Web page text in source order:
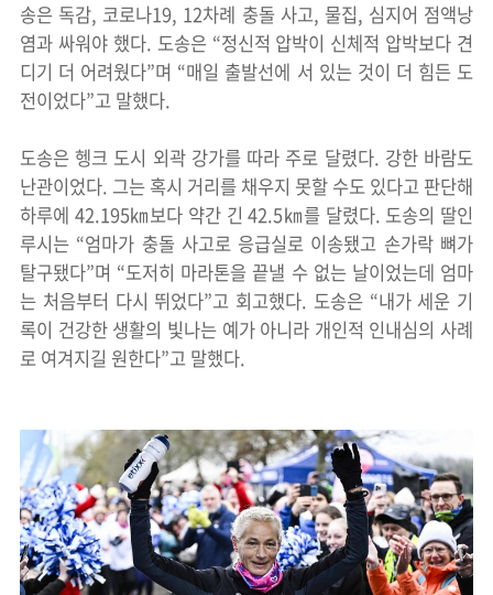
송은 독감, 코로나19, 12차례 충돌 사고, 물집, 심지어 점액낭
염과 싸워야 했다. 도송은 “정신적 압박이 신체적 압박보다 견
디기 더 어려웠다”며 “매일 출발선에 서 있는 것이 더 힘든 도
전이었다”고 말했다.
도송은 헹크 도시 외곽 강가를 따라 주로 달렸다. 강한 바람도
난관이었다. 그는 혹시 거리를 채우지 못할 수도 있다고 판단해
하루에 42.195㎞보다 약간 긴 42.5㎞를 달렸다. 도송의 딸인
루시는 “엄마가 충돌 사고로 응급실로 이송됐고 손가락 뼈가
탈구됐다”며 “도저히 마라톤을 끝낼 수 없는 날이었는데 엄마
는 처음부터 다시 뛰었다”고 회고했다. 도송은 “내가 세운 기
록이 건강한 생활의 빛나는 예가 아니라 개인적 인내심의 사례
로 여겨지길 원한다”고 말했다.